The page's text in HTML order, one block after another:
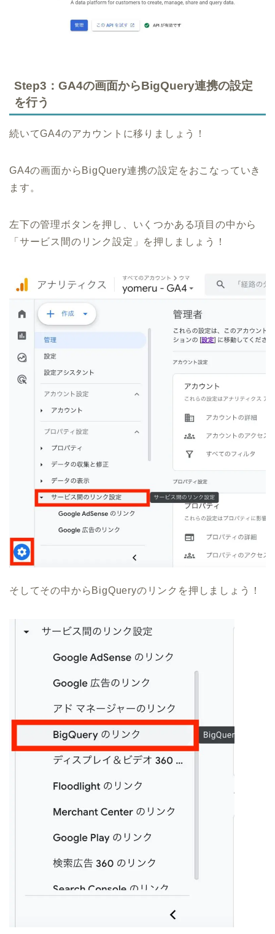
Step3：GA4の画面からBigQuery連携の設定
を行う
続いてGA4のアカウントに移りましょう！
GA4の画面からBigQuery連携の設定をおこなっていき
ます。
左下の管理ボタンを押し、いくつかある項目の中から
「サービス間のリンク設定」を押しましょう！
そしてその中からBigQueryのリンクを押しましょう！